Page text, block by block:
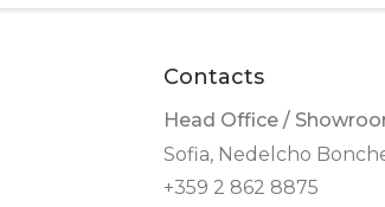
Contacts
Head Office /
Sofia, Nedelcho
+359 2 862 8875